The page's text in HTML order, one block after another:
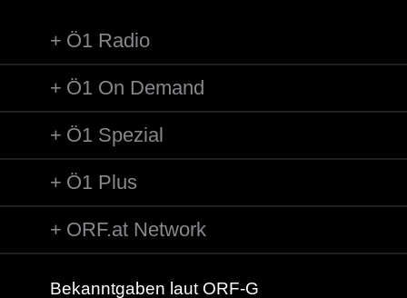
Ö1 Radio
Ö1 On Demand
Ö1 Spezial
Ö1 Plus
ORF.at Network
Bekanntgaben laut ORF-G